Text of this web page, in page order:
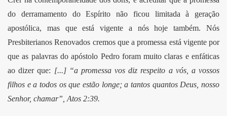
do derramamento do Espírito não ficou limitada à geração
apostólica, mas que está vigente a nós hoje também. Nós
Presbiterianos Renovados cremos que a promessa está vigente por
que as palavras do apóstolo Pedro foram muito claras e enfáticas
ao dizer que: [...] “a promessa vos diz respeito a vós, a vossos
filhos e a todos os que estão longe; a tantos quantos Deus, nosso
Senhor, chamar”, Atos 2:39.